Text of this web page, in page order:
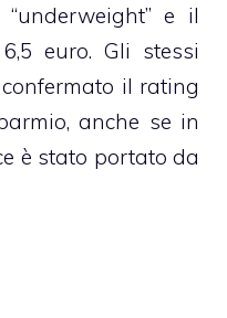
e il
euro. Gli stessi
il rating
anche se in
è stato portato da